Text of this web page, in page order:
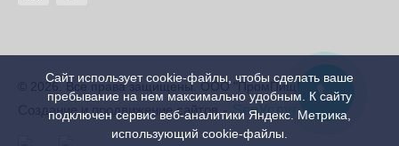
© 2026. Все права защищены. ООО "ПромПищМаш"
Создание и продвижение сайтов-SeoУслуга
Сайт использует cookie-файлы, чтобы сделать ваше
пребывание на нем максимально удобным. К cайту
подключен сервис веб-аналитики Яндекс. Метрика,
использующий cookie-файлы.